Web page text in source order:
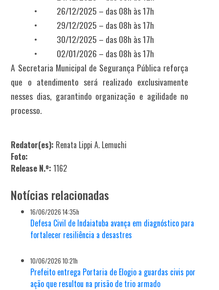
• 26/12/2025 – das 08h às 17h
• 29/12/2025 – das 08h às 17h
• 30/12/2025 – das 08h às 17h
• 02/01/2026 – das 08h às 17h
A Secretaria Municipal de Segurança Pública reforça
que o atendimento será realizado exclusivamente
nesses dias, garantindo organização e agilidade no
processo.
Redator(es): Renata Lippi A. Lemuchi
Foto:
Release N.º: 1162
Notícias relacionadas
16/06/2026 14:35h
Defesa Civil de Indaiatuba avança em diagnóstico para
fortalecer resiliência a desastres
10/06/2026 10:21h
Prefeito entrega Portaria de Elogio a guardas civis por
ação que resultou na prisão de trio armado